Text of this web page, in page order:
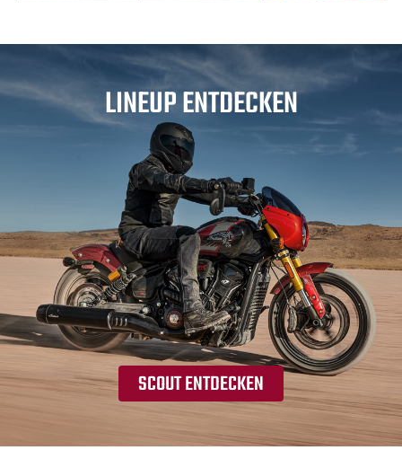
LINEUP ENTDECKEN
SCOUT ENTDECKEN